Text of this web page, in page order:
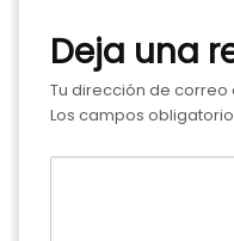
Deja una
Tu dirección de
Los campos